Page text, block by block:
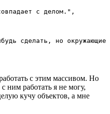
с делом.",
сделать, но
с этим массивом. Но
ним работать я не могу,
кучу объектов, а мне